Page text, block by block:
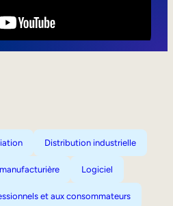
Distribution industrielle
Logiciel
et aux consommateurs